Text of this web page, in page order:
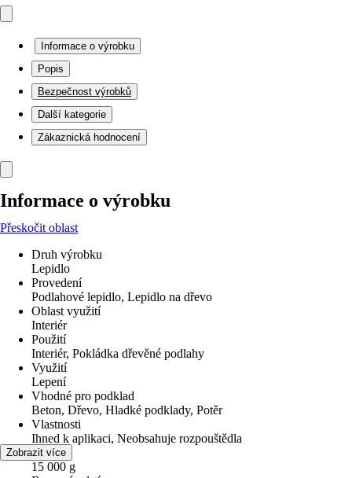
Informace o výrobku
Popis
Bezpečnost výrobků
Další kategorie
Zákaznická hodnocení
Informace o výrobku
Přeskočit oblast
Druh výrobku
Lepidlo
Provedení
Podlahové lepidlo, Lepidlo na dřevo
Oblast využití
Interiér
Použití
Interiér, Pokládka dřevěné podlahy
Využití
Lepení
Vhodné pro podklad
Beton, Dřevo, Hladké podklady, Potěr
Vlastnosti
Ihned k aplikaci, Neobsahuje rozpouštědla
Obsah
15 000 g
Zobrazit více